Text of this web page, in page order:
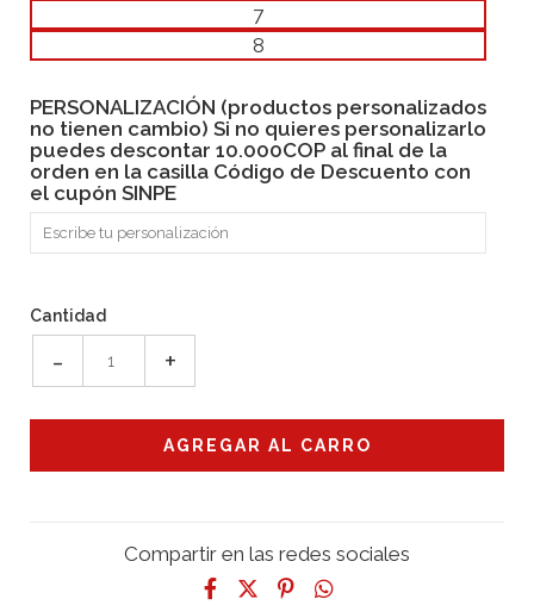
7
8
PERSONALIZACIÓN (productos personalizados
no tienen cambio) Si no quieres personalizarlo
puedes descontar 10.000COP al final de la
orden en la casilla Código de Descuento con
el cupón SINPE
Cantidad
- +
Compartir en las redes sociales